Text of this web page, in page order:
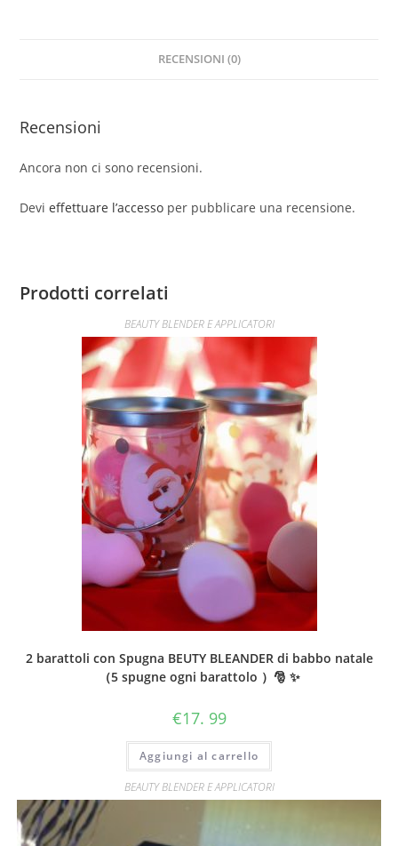
RECENSIONI (0)
Recensioni
Ancora non ci sono recensioni.
Devieffettuare l’accesso per pubblicare una recensione.
Prodotti correlati
BEAUTY BLENDER E APPLICATORI
2 barattoli con Spugna BEUTY BLEANDER di babbo natale
（5 spugne ogni barattolo ）🎅 ✨
€17. 99
Aggiungi al carrello
BEAUTY BLENDER E APPLICATORI